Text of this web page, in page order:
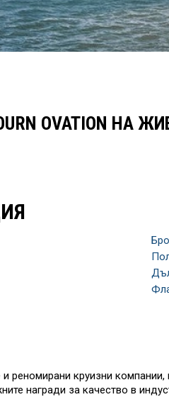
OVATION НА
реномирани круизни
награди за качество в